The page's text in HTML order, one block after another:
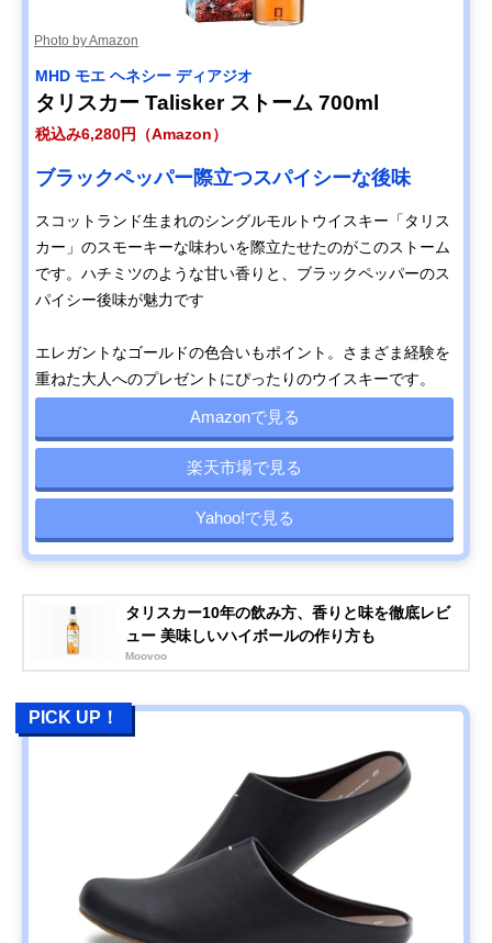
Photo by Amazon
MHD モエ ヘネシー ディアジオ
タリスカー Talisker ストーム 700ml
税込み6,280円（Amazon）
ブラックペッパー際立つスパイシーな後味
スコットランド生まれのシングルモルトウイスキー「タリス
カー」のスモーキーな味わいを際立たせたのがこのストーム
です。ハチミツのような甘い香りと、ブラックペッパーのス
パイシー後味が魅力です
エレガントなゴールドの色合いもポイント。さまざま経験を
重ねた大人へのプレゼントにぴったりのウイスキーです。
Amazonで見る
楽天市場で見る
Yahoo!で見る
タリスカー10年の飲み方、香りと味を徹底レビ
ュー 美味しいハイボールの作り方も
Moovoo
PICK UP！